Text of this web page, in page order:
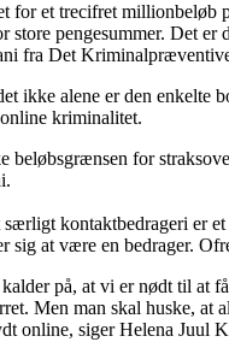
for et trecifret millionbeløb
store pengesummer. Det
fra Det
ikke alene er den enkelte
kriminalitet.
beløbsgrænsen for
kontaktbedrageri er
sig at være en bedrager.
på, at vi er nødt til at
Men man skal huske,
online, siger Helena Juul